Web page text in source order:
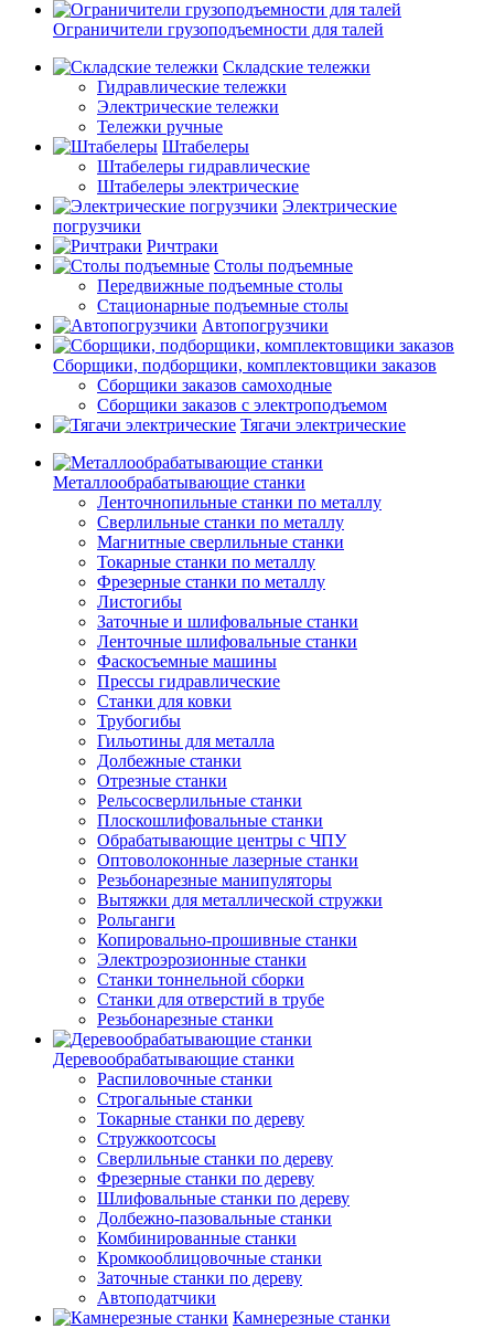
Ограничители грузоподъемности для талей
Складские тележки
Гидравлические тележки
Электрические тележки
Тележки ручные
Штабелеры
Штабелеры гидравлические
Штабелеры электрические
Электрические
погрузчики
Ричтраки
Столы подъемные
Передвижные подъемные столы
Стационарные подъемные столы
Автопогрузчики
Сборщики, подборщики, комплектовщики заказов
Сборщики заказов самоходные
Сборщики заказов с электроподъемом
Тягачи электрические
Металлообрабатывающие станки
Ленточнопильные станки по металлу
Сверлильные станки по металлу
Магнитные сверлильные станки
Токарные станки по металлу
Фрезерные станки по металлу
Листогибы
Заточные и шлифовальные станки
Ленточные шлифовальные станки
Фаскосъемные машины
Прессы гидравлические
Станки для ковки
Трубогибы
Гильотины для металла
Долбежные станки
Отрезные станки
Рельсосверлильные станки
Плоскошлифовальные станки
Обрабатывающие центры с ЧПУ
Оптоволоконные лазерные станки
Резьбонарезные манипуляторы
Вытяжки для металлической стружки
Рольганги
Копировально-прошивные станки
Электроэрозионные станки
Станки тоннельной сборки
Станки для отверстий в трубе
Резьбонарезные станки
Деревообрабатывающие станки
Распиловочные станки
Строгальные станки
Токарные станки по дереву
Стружкоотсосы
Сверлильные станки по дереву
Фрезерные станки по дереву
Шлифовальные станки по дереву
Долбежно-пазовальные станки
Комбинированные станки
Кромкооблицовочные станки
Заточные станки по дереву
Автоподатчики
Камнерезные станки